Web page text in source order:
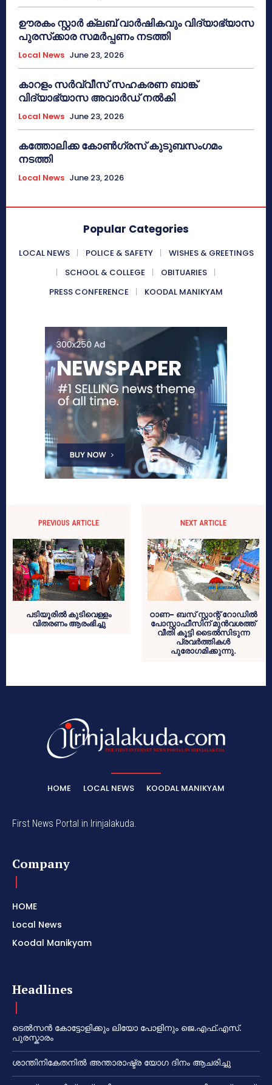
ഊരകം സ്റ്റാർ ക്ലബ് വാർഷികവും വിദ്യാഭ്യാസ
പുരസ്‌ക്കാര സമർപ്പണം നടത്തി
Local News June 23, 2026
കാറളം സർവ്വീസ് സഹകരണ ബാങ്ക്
വിദ്യാഭ്യാസ അവാർഡ് നൽകി
Local News June 23, 2026
കത്തോലിക്ക കോൺഗ്രസ് കുടുബസംഗമം
നടത്തി
Local News June 23, 2026
Popular Categories
LOCAL NEWS POLICE & SAFETY
WISHES & GREETINGS
SCHOOL & COLLEGE
OBITUARIES
PRESS CONFERENCE
KOODAL MANIKYAM
PREVIOUS ARTICLE
പടിയൂരില്‍ കുടിവെള്ളം
വിതരണം ആരംഭിച്ചു
NEXT ARTICLE
ഠാണ- ബസ് സ്റ്റാന്റ് റോഡില്‍
പോസ്റ്റാഫീസിന് മുന്‍വശത്ത്
വീതി കൂട്ടി ടൈല്‍സിടുന്ന
പ്രവര്‍ത്തികള്‍
പുരോഗമിക്കുന്നു.
HOME LOCAL NEWS KOODAL MANIKYAM
First News Portal in Irinjalakuda.
Company
HOME
Local News
Koodal Manikyam
Headlines
ടെൽസൻ കോട്ടോളിക്കും ലിയോ പോളിനും ജെ.എഫ്.എസ്.
പുരസ്കാരം
ശാന്തിനികേതനിൽ അന്താരാഷ്ട്ര യോഗ ദിനം ആചരിച്ചു